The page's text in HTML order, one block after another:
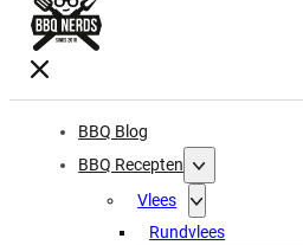
BBQ Blog
BBQ Recepten
Vlees
Rundvlees